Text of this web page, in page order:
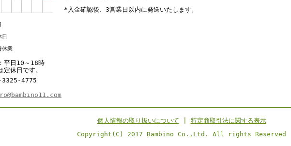
日
休業
平日10～18時
定休日です。
4775
*入金確認後、3営業日以内に発送いたします。
個人情報の取り扱いについて
特定商取引法に関する表示
Copyright(C) 2017 Bambino Co.,Ltd. All rights Reserved